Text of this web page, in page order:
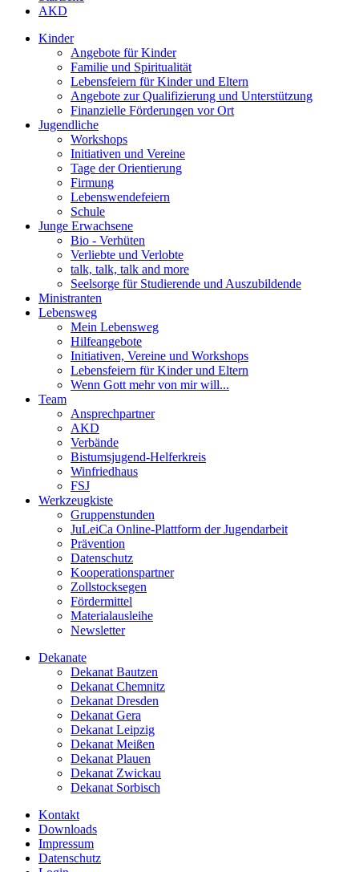
AKD
Kinder
Angebote für Kinder
Familie und Spiritualität
Lebensfeiern für Kinder und Eltern
Angebote zur Qualifizierung und Unterstützung
Finanzielle Förderungen vor Ort
Jugendliche
Workshops
Initiativen und Vereine
Tage der Orientierung
Firmung
Lebenswendefeiern
Schule
Junge Erwachsene
Bio - Verhüten
Verliebte und Verlobte
talk, talk, talk and more
Seelsorge für Studierende und Auszubildende
Ministranten
Lebensweg
Mein Lebensweg
Hilfeangebote
Initiativen, Vereine und Workshops
Lebensfeiern für Kinder und Eltern
Wenn Gott mehr von mir will...
Team
Ansprechpartner
AKD
Verbände
Bistumsjugend-Helferkreis
Winfriedhaus
FSJ
Werkzeugkiste
Gruppenstunden
JuLeiCa Online-Plattform der Jugendarbeit
Prävention
Datenschutz
Kooperationspartner
Zollstocksegen
Fördermittel
Materialausleihe
Newsletter
Dekanate
Dekanat Bautzen
Dekanat Chemnitz
Dekanat Dresden
Dekanat Gera
Dekanat Leipzig
Dekanat Meißen
Dekanat Plauen
Dekanat Zwickau
Dekanat Sorbisch
Kontakt
Downloads
Impressum
Datenschutz